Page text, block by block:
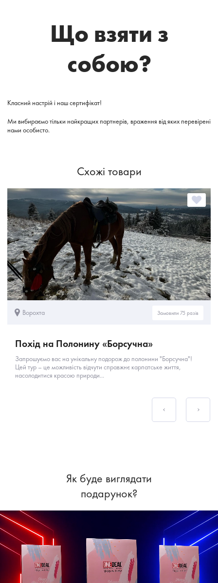
Що взяти з
собою?
Класний настрій і наш сертифікат!
Ми вибираємо тільки найкращих партнерів, враження від яких перевірені
нами особисто.
Схожі товари
Ворохта Замовили 75 разів
Похід на Полонину «Борсучна»
Запрошуємо вас на унікальну подорож до полонини "Борсучна"!
Цей тур – це можливість відчути справжнє карпатське життя,
насолодитися красою природи...
Як буде виглядати
подарунок?